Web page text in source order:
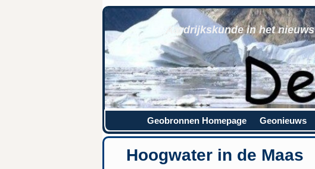
Aardrijkskunde in het nieuws
Geobronnen Homepage Geonieuws
Hoogwater in de Maas